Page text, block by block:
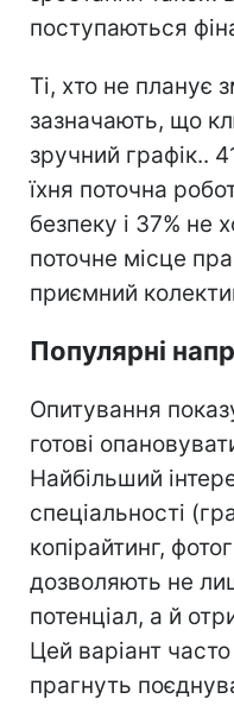
поступаються
Ті, хто не планує
зазначають, що
зручний графік..
їхня поточна
безпеку і 37% не
поточне місце
приємний
Популярні
Опитування
готові
Найбільший
спеціальності
копірайтинг,
дозволяють не
потенціал, а й
Цей варіант
прагнуть